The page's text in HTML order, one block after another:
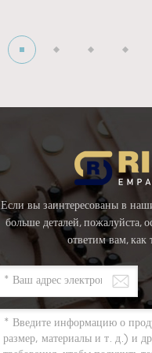
Если вы заинтересованы в
больше деталей, пожалуйста,
ответим вам, как